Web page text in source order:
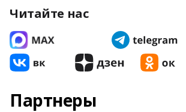
Читайте нас
Партнеры